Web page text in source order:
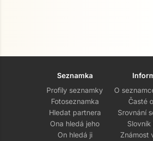
Seznamka
Profily seznamky
Fotoseznamka
Hledat partnera
Ona hledá jeho
On hledá ji
O
Časté
Srovnání
Slovník
Známost